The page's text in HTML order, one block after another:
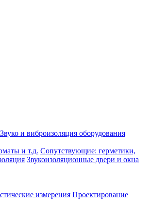
Звуко и виброизоляция оборудования
и т.д. Сопутствующие: герметики,
Звукоизоляционные двери и окна
измерения Проектирование